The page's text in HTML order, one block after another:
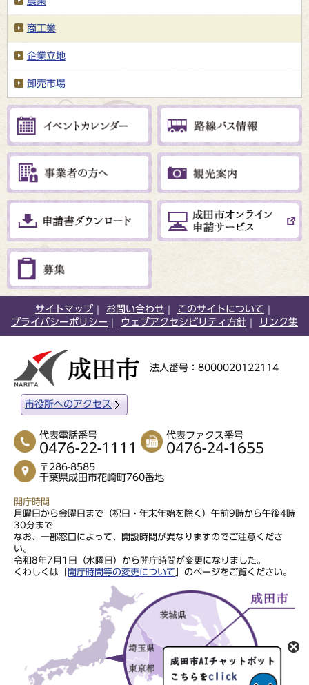
商工業
企業立地
卸売市場
サイトマップ お問い合わせ
このサイトについて
プライバシーポリシー
ウェブアクセシビリティ方針 リンク集
法人番号：8000020122114
市役所へのアクセス
代表電話番号
0476-22-1111
代表ファクス番号
0476-24-1655
〒286-8585
千葉県成田市花崎町760番地
開庁時間
月曜日から金曜日まで（祝日・年末年始を除く）午前9時から午後4時
30分まで
なお、一部窓口によって、開設時間が異なりますのでご注意くださ
い。
令和8年7月1日（水曜日）から開庁時間が変更になりました。
くわしくは「
開庁時間等の変更について 」のページをご覧ください。